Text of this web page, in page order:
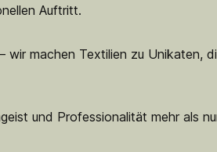
Auftritt.
wir machen Textilien zu Unikaten,
und Professionalität mehr als